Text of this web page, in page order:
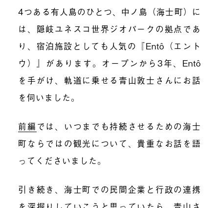
4つある有人島のひとつ、中ノ島（海士町）に
は、隠岐ユネスコ世界ジオパークの拠点であ
り、宿泊施設としても人気の『Entô （エント
ウ）』があります。オープンから3年、Entô
を手がけ、軌道に乗せる青山敦士さんにお話
を伺いました。
前編 では、いつまでも持続させるための海士
町ならではの観光について、貴重なお話を語
ってくださいました。
引き続き、海士町での民間企業と行政の連携